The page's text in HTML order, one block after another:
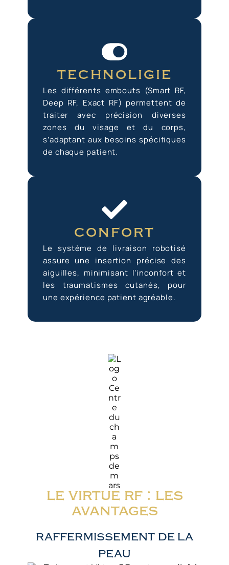
technoligie
Les différents embouts (Smart RF,
Deep RF, Exact RF) permettent de
traiter avec précision diverses
zones du visage et du corps,
s’adaptant aux besoins spécifiques
de chaque patient.
confort
Le système de livraison robotisé
assure une insertion précise des
aiguilles, minimisant l’inconfort et
les traumatismes cutanés, pour
une expérience patient agréable.
le virtue rf : les
avantages
RAFFERMISSEMENT DE LA
PEAU